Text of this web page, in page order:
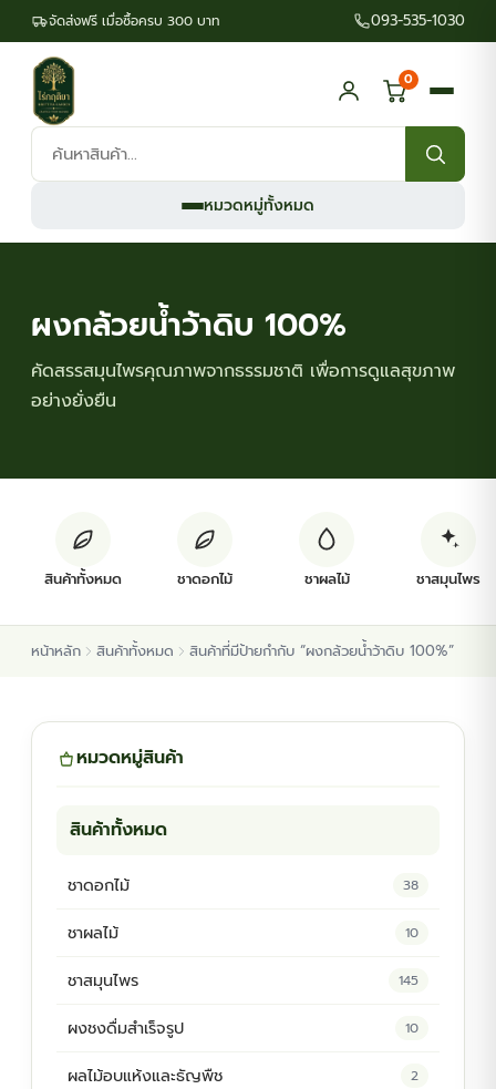
จัดส่งฟรี เมื่อซื้อครบ 300 บาท 093-535-1030
ค้นหา
สินค้า:
0
หมวดหมู่ทั้งหมด
ต้นพันธุ์สมุนไพร
ต้นพันธุ์ไม้ป่า
ผงกล้วยน้ำว้าดิบ 100%
คัดสรรสมุนไพรคุณภาพจากธรรมชาติ เพื่อการดูแลสุขภาพ
อย่างยั่งยืน
สินค้าทั้งหมด ชาดอกไม้ ชาผลไม้ ชาสมุนไพร
หน้าหลัก สินค้าทั้งหมด สินค้าที่มีป้ายกำกับ “ผงกล้วยน้ำว้าดิบ 100%”
หมวดหมู่สินค้า
สินค้าทั้งหมด
ชาดอกไม้ 38
ชาผลไม้ 10
ชาสมุนไพร 145
ผงชงดื่มสำเร็จรูป 10
ผลไม้อบแห้งและธัญพืช 2